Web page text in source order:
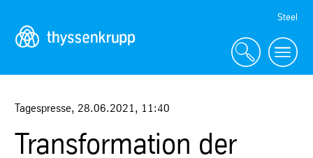
Navigation
Steel
Tagespresse, 28.06.2021 , 11:40
Transformation der